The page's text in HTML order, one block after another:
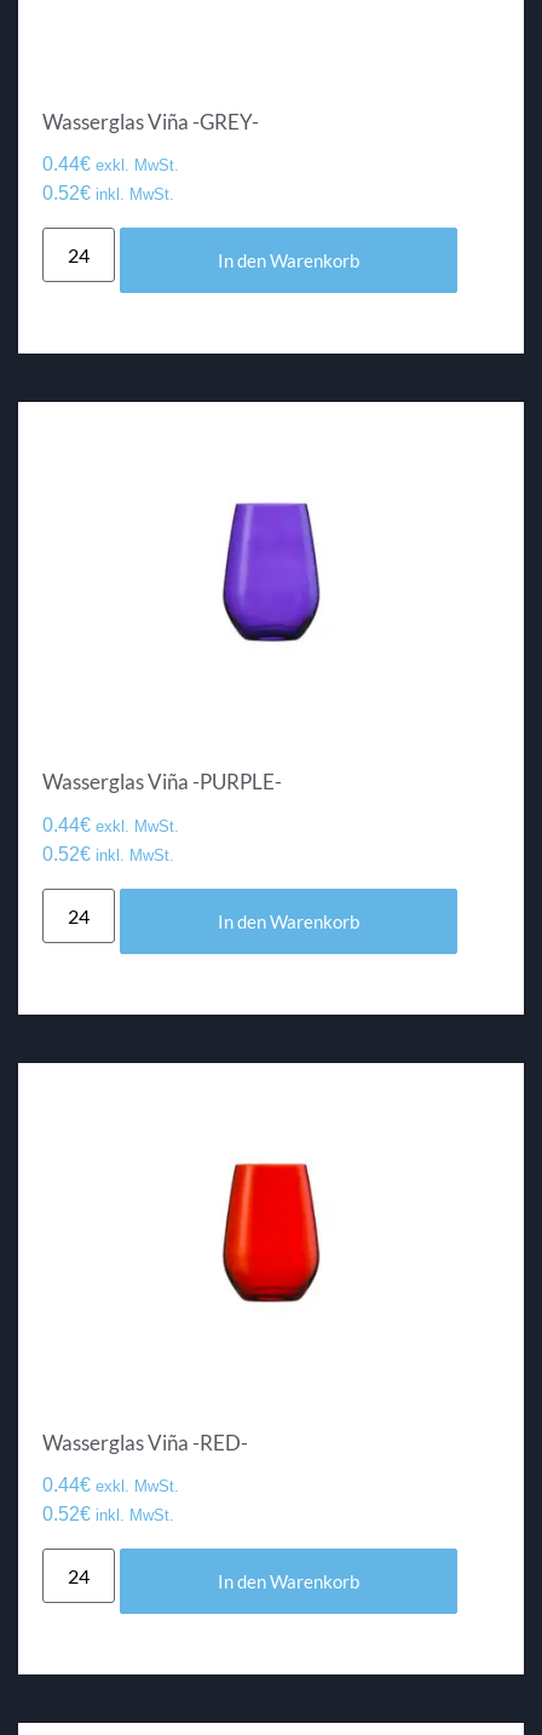
Wasserglas Viña -GREY-
0.44€ exkl. MwSt.
0.52€ inkl. MwSt.
In den Warenkorb
Wasserglas Viña -PURPLE-
0.44€ exkl. MwSt.
0.52€ inkl. MwSt.
In den Warenkorb
Wasserglas Viña -RED-
0.44€ exkl. MwSt.
0.52€ inkl. MwSt.
In den Warenkorb